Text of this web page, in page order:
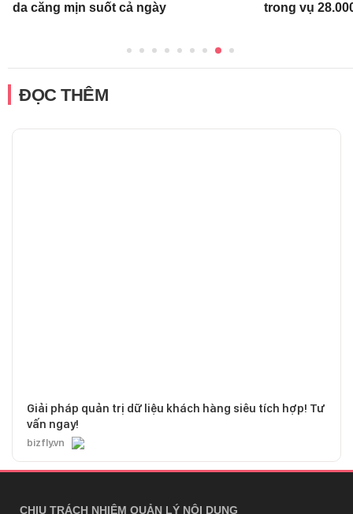
da căng mịn suốt cả ngày
trong vụ
ĐỌC THÊM
Giải pháp quản trị dữ liệu khách hàng siêu tích hợp! Tư
vấn ngay!
bizfly.vn
CHỊU TRÁCH NHIỆM QUẢN LÝ NỘI DUNG